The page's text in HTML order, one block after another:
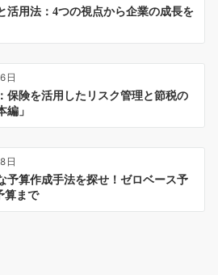
活用法：4つの視点から企業の成長を
日
保険を活用したリスク管理と節税の
編」
日
予算作成手法を探せ！ゼロベース予
算まで